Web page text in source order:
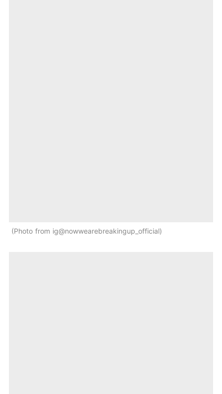
Photo from ig@nowwearebreakingup_official